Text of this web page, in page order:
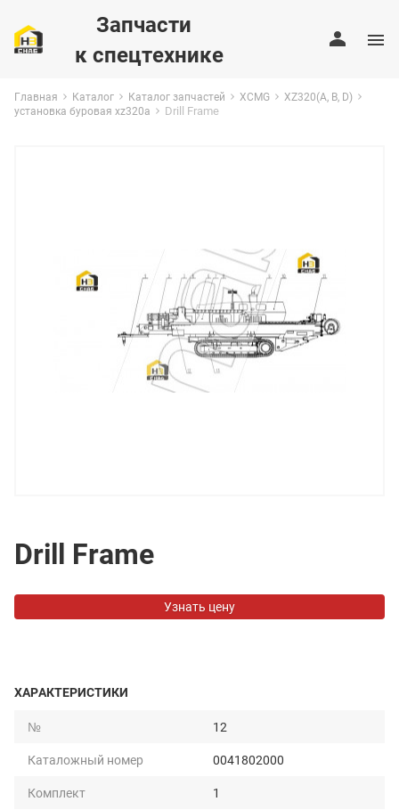
Запчасти
к спецтехнике
Главная Каталог Каталог запчастей XCMG
XZ320(A, B, D)
установка буровая xz320a
Drill Frame
Drill Frame
Узнать цену
ХАРАКТЕРИСТИКИ
№
12
Каталожный номер
0041802000
Комплект
1